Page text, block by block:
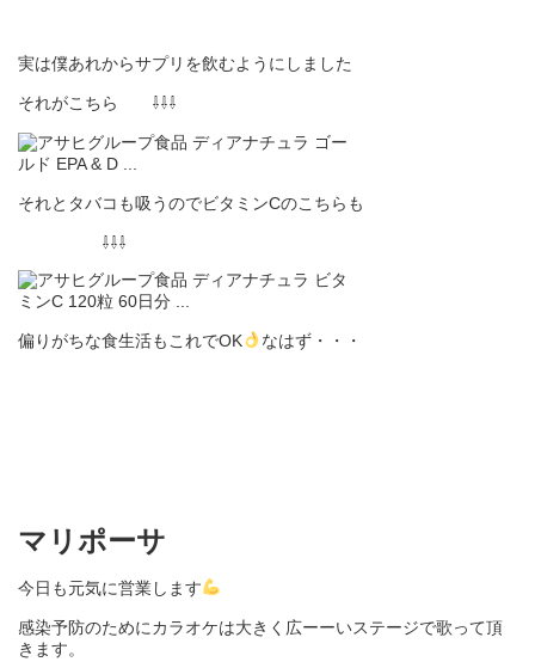
実は僕あれからサプリを飲むようにしました
それがこちら ⇩⇩⇩
それとタバコも吸うのでビタミンCのこちらも
⇩⇩⇩
偏りがちな食生活もこれでOK なはず・・・
マリポーサ
今日も元気に営業します
感染予防のためにカラオケは大きく広ーーいステージで歌って頂
きます。